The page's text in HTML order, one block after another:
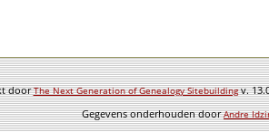
doorThe Next Generation of Genealogy Sitebuildingv.
Gegevens onderhouden doorAndre